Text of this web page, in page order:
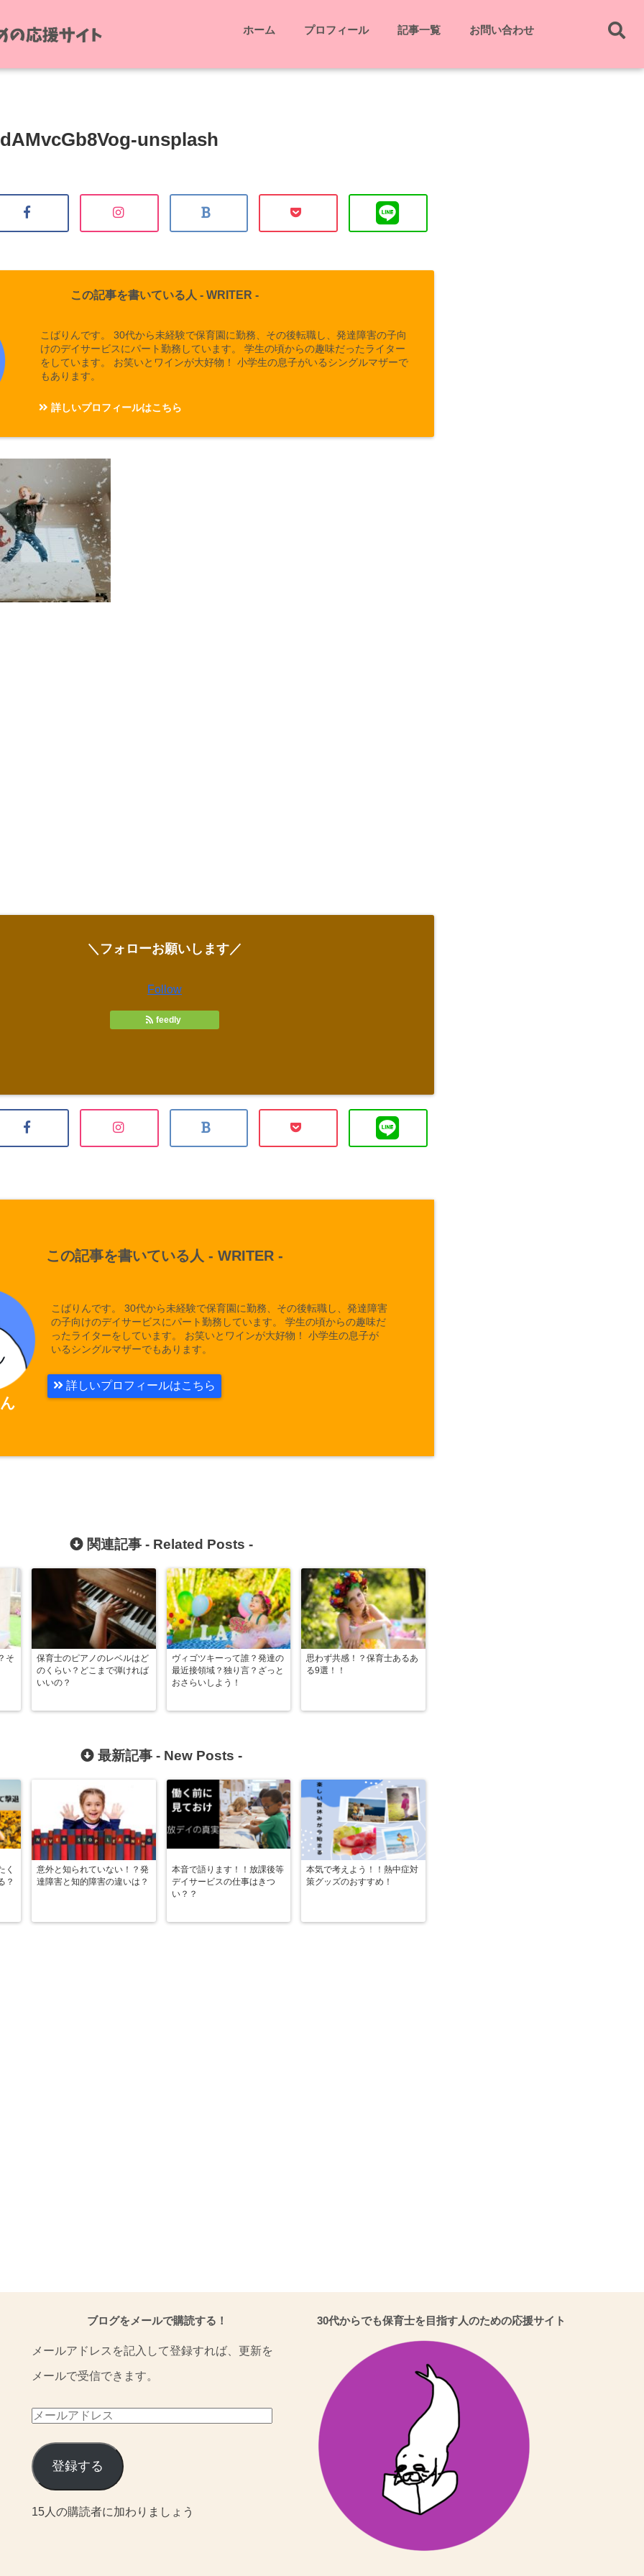
ホーム プロフィール 記事一覧 お問い合わせ
unsplash
この記事を書いている人 - WRITER -
こばりんです。 30代から未経験で保育園に勤務、その後転職し、発達障害の子向
けのデイサービスにパート勤務しています。 学生の頃からの趣味だったライター
をしています。 お笑いとワインが大好物！ 小学生の息子がいるシングルマザーで
もあります。
詳しいプロフィールはこちら
＼フォローお願いします／
Follow
feedly
この記事を書いている人 - WRITER -
こばりんです。 30代から未経験で保育園に勤務、その後転職し、発達障害
の子向けのデイサービスにパート勤務しています。 学生の頃からの趣味だ
ったライターをしています。 お笑いとワインが大好物！ 小学生の息子が
いるシングルマザーでもあります。
詳しいプロフィールはこちら
関連記事 - Related Posts -
そ
保育士のピアノのレベルはど
のくらい？どこまで弾ければ
いいの？
ヴィゴツキーって誰？発達の
最近接領域？独り言？ざっと
おさらいしよう！
思わず共感！？保育士あるあ
る9選！！
最新記事 - New Posts -
く
？
意外と知られていない！？発
達障害と知的障害の違いは？
本音で語ります！！放課後等
デイサービスの仕事はきつ
い？？
本気で考えよう！！熱中症対
策グッズのおすすめ！
ブログをメールで購読する！
メールアドレスを記入して登録すれば、更新を
メールで受信できます。
メ
ル
ア
ド
登録する
15人の購読者に加わりましょう
30代からでも保育士を目指す人のための応援サイト